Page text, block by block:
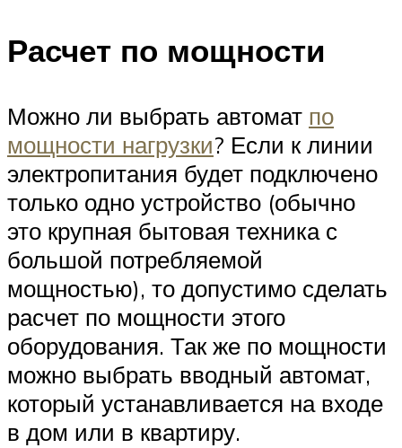
Расчет по мощности
Можно ли выбрать автомат по
мощности нагрузки? Если к линии
электропитания будет подключено
только одно устройство (обычно
это крупная бытовая техника с
большой потребляемой
мощностью), то допустимо сделать
расчет по мощности этого
оборудования. Так же по мощности
можно выбрать вводный автомат,
который устанавливается на входе
в дом или в квартиру.